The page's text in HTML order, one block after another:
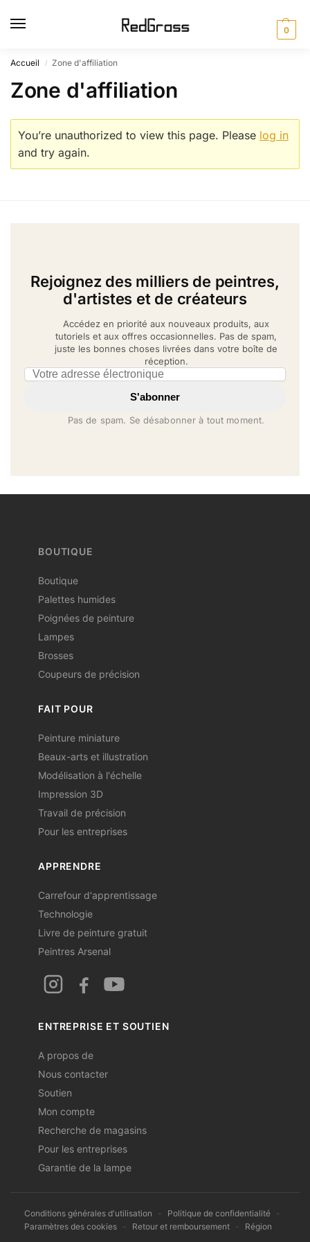
0
Accueil / Zone d'affiliation
Zone d'affiliation
You’re unauthorized to view this page. Please log in
and try again.
Rejoignez des milliers de peintres,
d'artistes et de créateurs
Accédez en priorité aux nouveaux produits, aux
tutoriels et aux offres occasionnelles. Pas de spam,
juste les bonnes choses livrées dans votre boîte de
réception.
Email address
S'abonner
Pas de spam. Se désabonner à tout moment.
BOUTIQUE
Boutique
Palettes humides
Poignées de peinture
Lampes
Brosses
Coupeurs de précision
FAIT POUR
Peinture miniature
Beaux-arts et illustration
Modélisation à l'échelle
Impression 3D
Travail de précision
Pour les entreprises
APPRENDRE
Carrefour d'apprentissage
Technologie
Livre de peinture gratuit
Peintres Arsenal
ENTREPRISE ET SOUTIEN
A propos de
Nous contacter
Soutien
Mon compte
Recherche de magasins
Pour les entreprises
Garantie de la lampe
Conditions générales d'utilisation - Politique de confidentialité -
Paramètres des cookies - Retour et remboursement - Région